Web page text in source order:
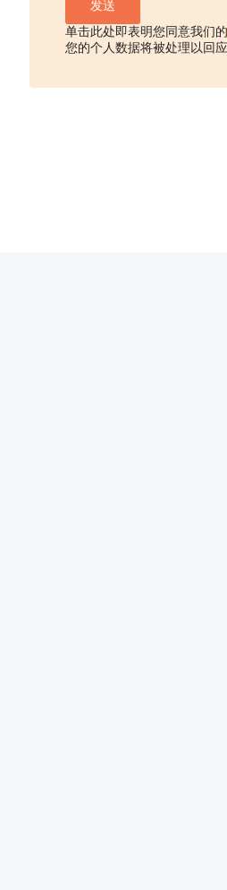
单击此处即表明您同意我们的
您的个人数据将被处理以回应